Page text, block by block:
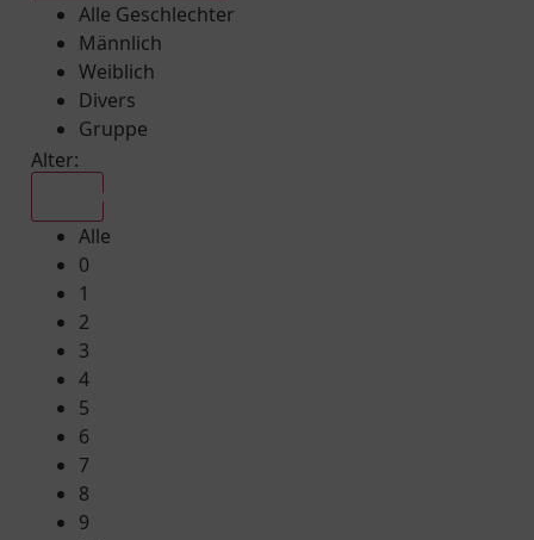
Alle Geschlechter
Männlich
Weiblich
Divers
Gruppe
Alter:
Alle
0
1
2
3
4
5
6
7
8
9